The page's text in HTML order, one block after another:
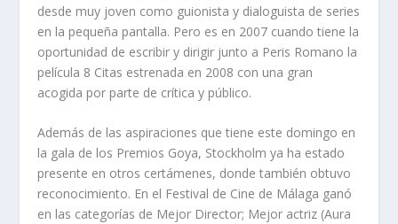
desde muy joven como guionista y dialoguista de series
en la pequeña pantalla. Pero es en 2007 cuando tiene la
oportunidad de escribir y dirigir junto a Peris Romano la
película 8 Citas estrenada en 2008 con una gran
acogida por parte de crítica y público.
Además de las aspiraciones que tiene este domingo en
la gala de los Premios Goya, Stockholm ya ha estado
presente en otros certámenes, donde también obtuvo
reconocimiento. En el Festival de Cine de Málaga ganó
en las categorías de Mejor Director; Mejor actriz (Aura